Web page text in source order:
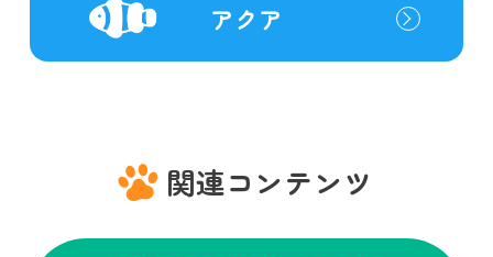
アクア
関連コンテンツ